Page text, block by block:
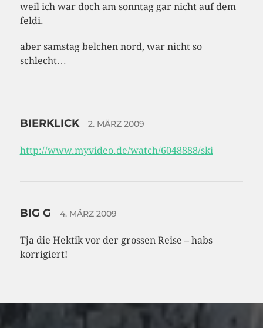
weil ich war doch am sonntag gar nicht auf dem
feldi.
aber samstag belchen nord, war nicht so
schlecht…
BIERKLICK 2. MÄRZ 2009
http://www.myvideo.de/watch/6048888/ski
BIG G 4. MÄRZ 2009
Tja die Hektik vor der grossen Reise – habs
korrigiert!